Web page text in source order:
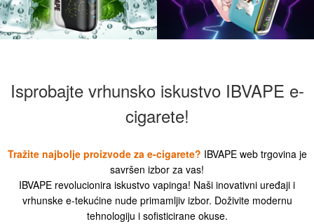
Isprobajte vrhunsko iskustvo IBVAPE e-
cigarete!
Tražite najbolje proizvode za e-cigarete? IBVAPE web trgovina je
savršen izbor za vas!
IBVAPE revolucionira iskustvo vapinga! Naši inovativni uređaji i
vrhunske e-tekućine nude primamljiv izbor. Doživite modernu
tehnologiju i sofisticirane okuse.